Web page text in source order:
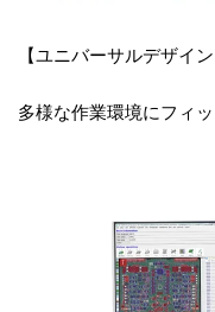
【ユニバーサルデザイン
多様な作業環境にフィ